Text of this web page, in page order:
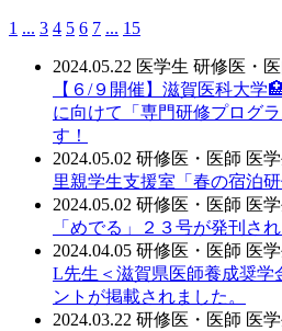
1 ... 3 4 5 6 7 ... 15
2024.05.22 医学生 研修医・
【６/９開催】滋賀医科大学
に向けて「専門研修プログ
す！
2024.05.02 研修医・医師 医
里親学生支援室「春の宿泊
2024.05.02 研修医・医師 医
「めでる」２３号が発刊さ
2024.04.05 研修医・医師 医
L先生＜滋賀県医師養成奨学
ントが掲載されました。
2024.03.22 研修医・医師 医